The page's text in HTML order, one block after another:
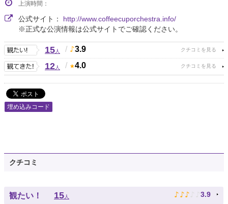
上演時間：
公式サイト： http://www.coffeecuporchestra.info/
※正式な公演情報は公式サイトでご確認ください。
15人 / 3.9
12人 / 4.0
埋め込みコード
クチコミ
観たい！ 15人 ♪ ♪ ♪ ♪ ♪ 3.9